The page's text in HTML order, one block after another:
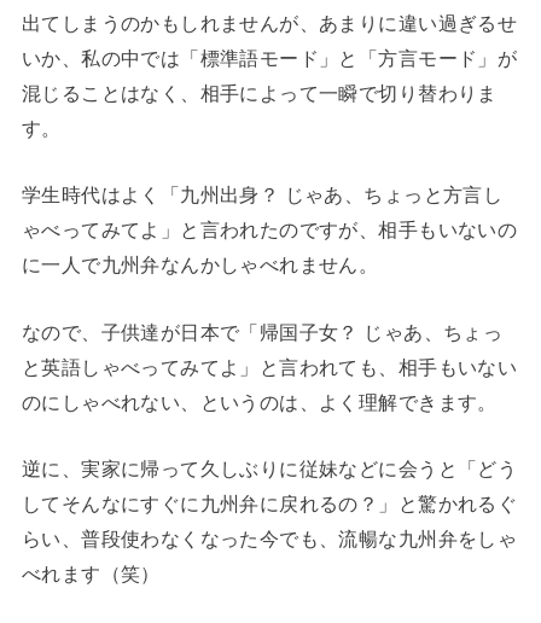
出てしまうのかもしれませんが、あまりに違い過ぎるせ
いか、私の中では「標準語モード」と「方言モード」が
混じることはなく、相手によって一瞬で切り替わりま
す。
学生時代はよく「九州出身？ じゃあ、ちょっと方言し
ゃべってみてよ」と言われたのですが、相手もいないの
に一人で九州弁なんかしゃべれません。
なので、子供達が日本で「帰国子女？ じゃあ、ちょっ
と英語しゃべってみてよ」と言われても、相手もいない
のにしゃべれない、というのは、よく理解できます。
逆に、実家に帰って久しぶりに従妹などに会うと「どう
してそんなにすぐに九州弁に戻れるの？」と驚かれるぐ
らい、普段使わなくなった今でも、流暢な九州弁をしゃ
べれます（笑）